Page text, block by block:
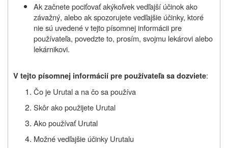
Ak začnete pociťovať akýkoľvek vedľajší účinok ako
závažný, alebo ak spozorujete vedľajšie účinky, ktoré
nie sú uvedené v tejto písomnej informácii pre
používateľa, povedzte to, prosím, svojmu lekárovi alebo
lekárnikovi.
V tejto písomnej informácií pre používateľa sa dozviete:
Čo je Urutal a na čo sa používa
Skôr ako použijete Urutal
Ako používať Urutal
Možné vedľajšie účinky Urutalu